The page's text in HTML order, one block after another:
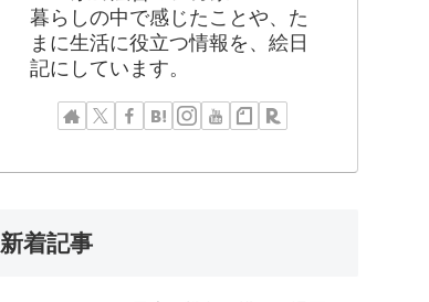
暮らしの中で感じたことや、た
まに生活に役立つ情報を、絵日
記にしています。
新着記事